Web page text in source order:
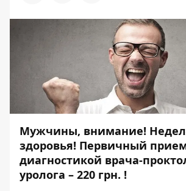
Мужчины, внимание!
здоровья! Первичный
диагностикой врача-
уролога – 220 грн. !